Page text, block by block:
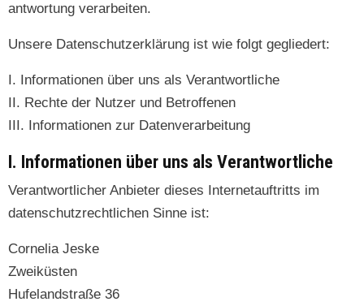
ant­wor­tung verarbeiten.
Unsere Daten­schutzerk­lärung ist wie fol­gt gegliedert:
I. Infor­ma­tio­nen über uns als Verantwortliche
II. Rechte der Nutzer und Betroffenen
III. Infor­ma­tio­nen zur Datenverarbeitung
I. Informationen über uns als Verantwortliche
Ver­ant­wortlich­er Anbi­eter dieses Inter­ne­tauftritts im
daten­schutzrechtlichen Sinne ist:
Cor­nelia Jeske
Zweiküsten
Hufe­land­straße 36